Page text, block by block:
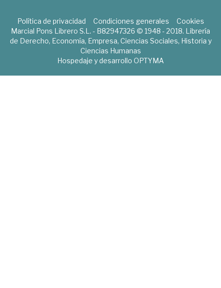
Política de privacidad Condiciones generales
Cookies
Marcial Pons Librero S.L. - B82947326 © 1948 - 2018. Librería
de Derecho, Economía, Empresa, Ciencias Sociales, Historia y
Ciencias Humanas
Hospedaje y desarrollo OPTYMA